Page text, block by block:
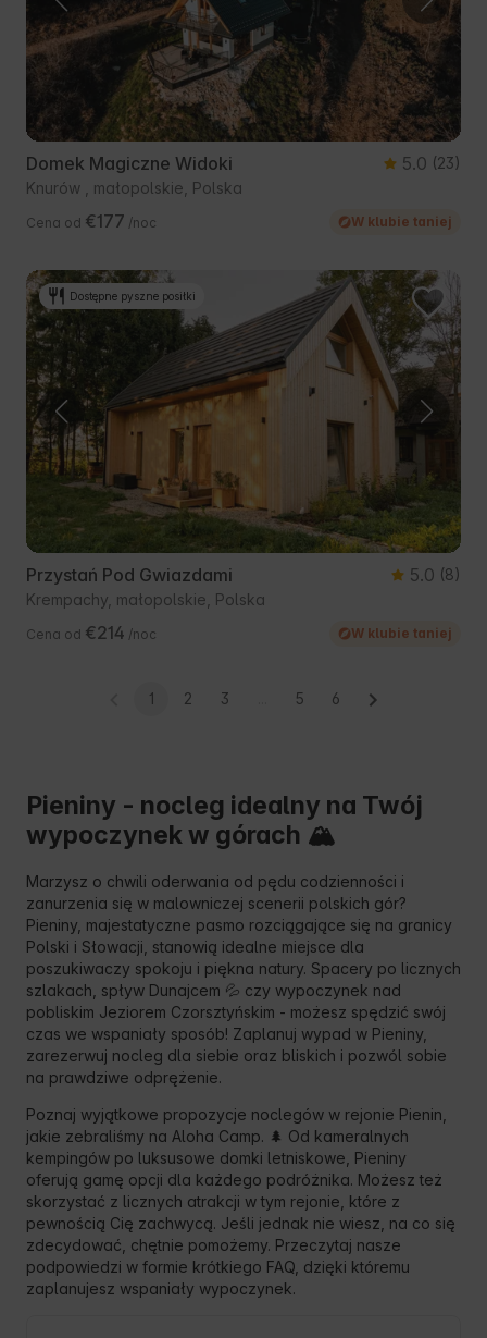
Domek Magiczne Widoki 5.0 (23)
Knurów , małopolskie, Polska
Cena od €177 /noc W klubie taniej
Dostępne pyszne posiłki
Przystań Pod Gwiazdami 5.0 (8)
Krempachy, małopolskie, Polska
Cena od €214 /noc W klubie taniej
1 2 3 5 6
Pieniny - nocleg idealny na Twój
wypoczynek w górach 🏔️
Marzysz o chwili oderwania od pędu codzienności i
zanurzenia się w malowniczej scenerii polskich gór?
Pieniny, majestatyczne pasmo rozciągające się na granicy
Polski i Słowacji, stanowią idealne miejsce dla
poszukiwaczy spokoju i piękna natury. Spacery po licznych
szlakach, spływ Dunajcem 💦 czy wypoczynek nad
pobliskim Jeziorem Czorsztyńskim - możesz spędzić swój
czas we wspaniały sposób! Zaplanuj wypad w Pieniny,
zarezerwuj nocleg dla siebie oraz bliskich i pozwól sobie
na prawdziwe odprężenie.
Poznaj wyjątkowe propozycje noclegów w rejonie Pienin,
jakie zebraliśmy na Aloha Camp. 🌲 Od kameralnych
kempingów po luksusowe domki letniskowe, Pieniny
oferują gamę opcji dla każdego podróżnika. Możesz też
skorzystać z licznych atrakcji w tym rejonie, które z
pewnością Cię zachwycą. Jeśli jednak nie wiesz, na co się
zdecydować, chętnie pomożemy. Przeczytaj nasze
podpowiedzi w formie krótkiego FAQ, dzięki któremu
zaplanujesz wspaniały wypoczynek.